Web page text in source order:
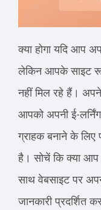
क्या होगा यदि आप
लेकिन आपके साइट
नहीं मिल रहे हैं। अपने
आपको अपनी ई-
ग्राहक बनाने के लिए
है। सोचें कि क्या
साथ वेबसाइट पर
जानकारी